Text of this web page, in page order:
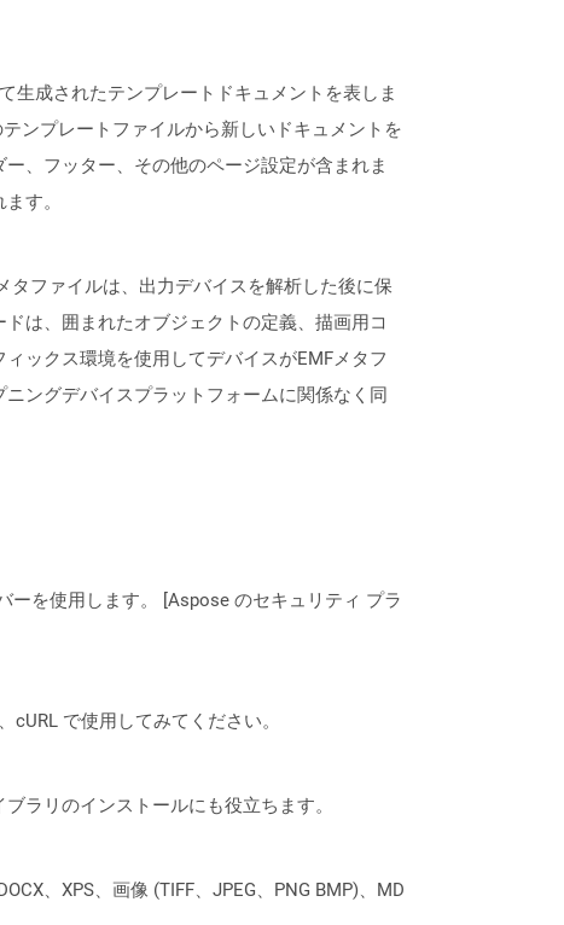
生成されたテンプレートドキュメントを表しま
ンプレートファイルから新しいドキュメントを
、フッター、その他のページ設定が含まれま
す。
ファイルは、出力デバイスを解析した後に保
は、囲まれたオブジェクトの定義、描画用コ
ックス環境を使用してデバイスがEMFメタフ
ングデバイスプラットフォームに関係なく同
ーを使用します。 [Aspose のセキュリティ プラ
で使用してみてください。
ラリのインストールにも役立ちます。
、XPS、画像 (TIFF、JPEG、PNG BMP)、MD